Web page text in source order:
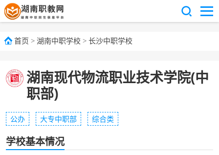
首页 > 湖南中职学校 > 长沙中职学校
湖南现代物流职业技术学院(中
职部)
公办 大专中职部 综合类
学校基本情况